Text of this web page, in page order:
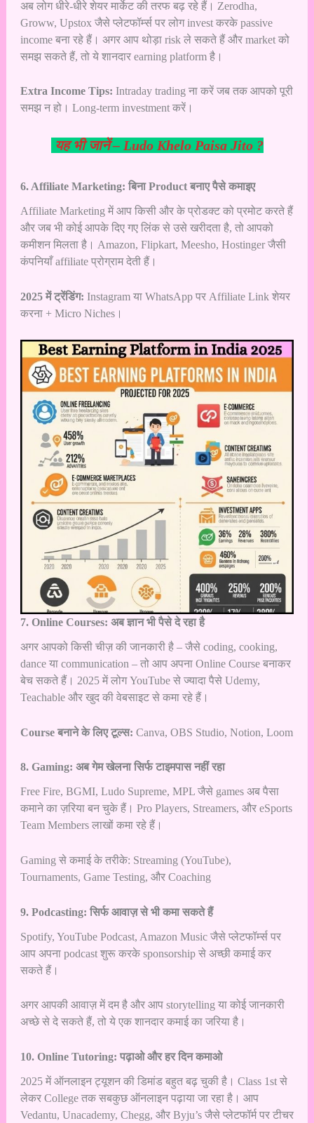
अब लोग धीरे-धीरे शेयर मार्केट की तरफ बढ़ रहे हैं। Zerodha,
Groww, Upstox जैसे प्लेटफॉर्म्स पर लोग invest करके passive
income बना रहे हैं। अगर आप थोड़ा risk ले सकते हैं और market को
समझ सकते हैं, तो ये शानदार earning platform है।
Extra Income Tips: Intraday trading ना करें जब तक आपको पूरी
समझ न हो। Long-term investment करें।
यह भी जानें – Ludo Khelo Paisa Jito ?
6. Affiliate Marketing: बिना Product बनाए पैसे कमाइए
Affiliate Marketing में आप किसी और के प्रोडक्ट को प्रमोट करते हैं
और जब भी कोई आपके दिए गए लिंक से उसे खरीदता है, तो आपको
कमीशन मिलता है। Amazon, Flipkart, Meesho, Hostinger जैसी
कंपनियाँ affiliate प्रोग्राम देती हैं।
2025 में ट्रेंडिंग: Instagram या WhatsApp पर Affiliate Link शेयर
करना + Micro Niches।
7. Online Courses: अब ज्ञान भी पैसे दे रहा है
अगर आपको किसी चीज़ की जानकारी है – जैसे coding, cooking,
dance या communication – तो आप अपना Online Course बनाकर
बेच सकते हैं। 2025 में लोग YouTube से ज्यादा पैसे Udemy,
Teachable और खुद की वेबसाइट से कमा रहे हैं।
Course बनाने के लिए टूल्स: Canva, OBS Studio, Notion, Loom
8. Gaming: अब गेम खेलना सिर्फ टाइमपास नहीं रहा
Free Fire, BGMI, Ludo Supreme, MPL जैसे games अब पैसा
कमाने का ज़रिया बन चुके हैं। Pro Players, Streamers, और eSports
Team Members लाखों कमा रहे हैं।
Gaming से कमाई के तरीके: Streaming (YouTube),
Tournaments, Game Testing, और Coaching
9. Podcasting: सिर्फ आवाज़ से भी कमा सकते हैं
Spotify, YouTube Podcast, Amazon Music जैसे प्लेटफॉर्म्स पर
आप अपना podcast शुरू करके sponsorship से अच्छी कमाई कर
सकते हैं।
अगर आपकी आवाज़ में दम है और आप storytelling या कोई जानकारी
अच्छे से दे सकते हैं, तो ये एक शानदार कमाई का जरिया है।
10. Online Tutoring: पढ़ाओ और हर दिन कमाओ
2025 में ऑनलाइन ट्यूशन की डिमांड बहुत बढ़ चुकी है। Class 1st से
लेकर College तक सबकुछ ऑनलाइन पढ़ाया जा रहा है। आप
Vedantu, Unacademy, Chegg, और Byju’s जैसे प्लेटफॉर्म पर टीचर